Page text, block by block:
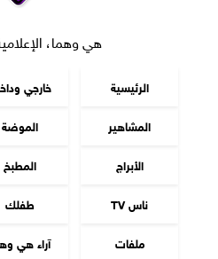
هي وهما،
الرئيسية خارجي
المشاهير
الموضة
الأبراج
المطبخ
ناس TV
طفلك
ملفات
آراء هي